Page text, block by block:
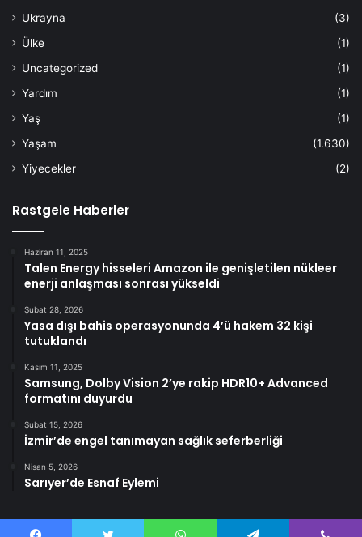
Ukrayna
(3)
Ülke
(1)
Uncategorized
(1)
Yardım
(1)
Yaş
(1)
Yaşam
(1.630)
Yiyecekler
(2)
Rastgele Haberler
Haziran 11, 2025
Talen Energy hisseleri Amazon ile genişletilen nükleer
enerji anlaşması sonrası yükseldi
Şubat 28, 2026
Yasa dışı bahis operasyonunda 4’ü hakem 32 kişi
tutuklandı
Kasım 11, 2025
Samsung, Dolby Vision 2’ye rakip HDR10+ Advanced
formatını duyurdu
Şubat 15, 2026
İzmir’de engel tanımayan sağlık seferberliği
Nisan 5, 2026
Sarıyer’de Esnaf Eylemi